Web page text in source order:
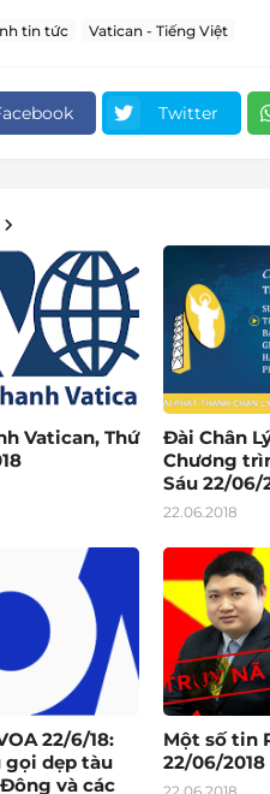
tin tức Vatican - Tiếng Việt
Twitter
Vatican, Thứ
Đài Chân
Chương
Sáu 22/06/
22.06.2018
22/6/18:
gọi dẹp tàu
và các
Một số tin
22/06/2018